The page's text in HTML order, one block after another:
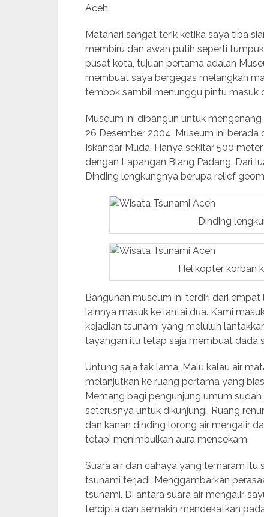
Aceh.
Matahari sangat terik ketika saya tiba
membiru dan awan putih seperti
pusat kota, tujuan pertama adalah
membuat saya bergegas melangkah
tembok sambil menunggu pintu masuk
Museum ini dibangun untuk
26 Desember 2004. Museum ini
Iskandar Muda. Hanya sekitar 500
dengan Lapangan Blang Padang. Dari
Dinding lengkungnya berupa relief
Dinding
Helikopter korban
Bangunan museum ini terdiri dari
lainnya masuk ke lantai dua. Kami
kejadian tsunami yang meluluh
tayangan itu tetap saja membuat dada
Untung saja tak lama. Malu kalau air
melanjutkan ke ruang pertama yang
Memang bagi pengunjung umum
seterusnya untuk dikunjungi. Ruang
dan kanan dinding lorong air mengalir
tetapi menimbulkan aura mencekam.
Suara air dan cahaya yang temaram
tsunami terjadi. Menggambarkan
tsunami. Di antara suara air mengalir,
tercipta dan semakin mendekatkan